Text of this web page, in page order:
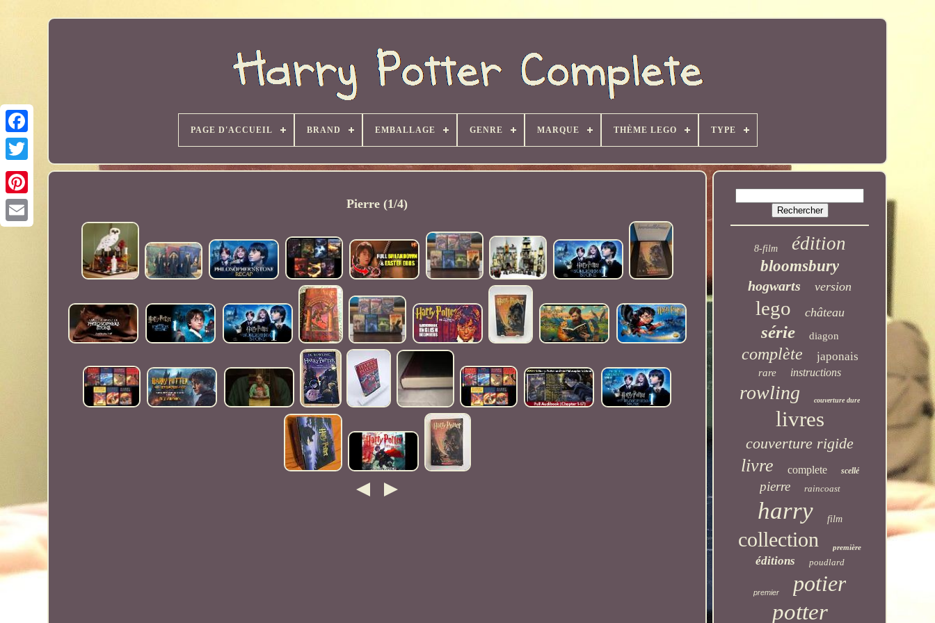
PAGE D'ACCUEIL BRAND EMBALLAGE GENRE MARQUE THÈME LEGO TYPE
Pierre (1/4)
8-film édition
bloomsbury
hogwarts version
lego château
série diagon
complète japonais
rare instructions
rowling couverture dure
livres
couverture rigide
livre complete scellé
pierre raincoast
harry film
collection première
éditions poudlard
premier
potier
potter